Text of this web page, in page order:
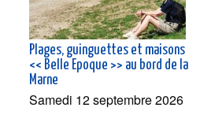
Plages, guinguettes et maisons
<< Belle Epoque >> au bord de la
Marne
Samedi 12 septembre 2026